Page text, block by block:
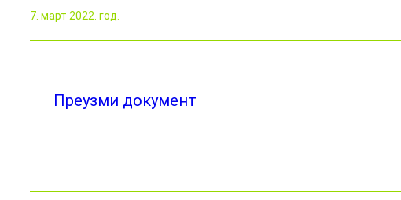
7. март 2022. год.
Преузми документ